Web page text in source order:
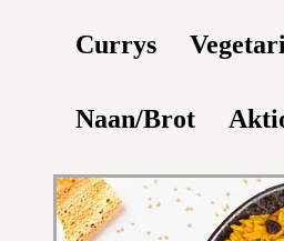
Currys
Naan/Brot